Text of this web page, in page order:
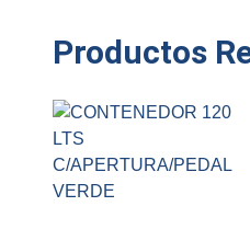
Productos